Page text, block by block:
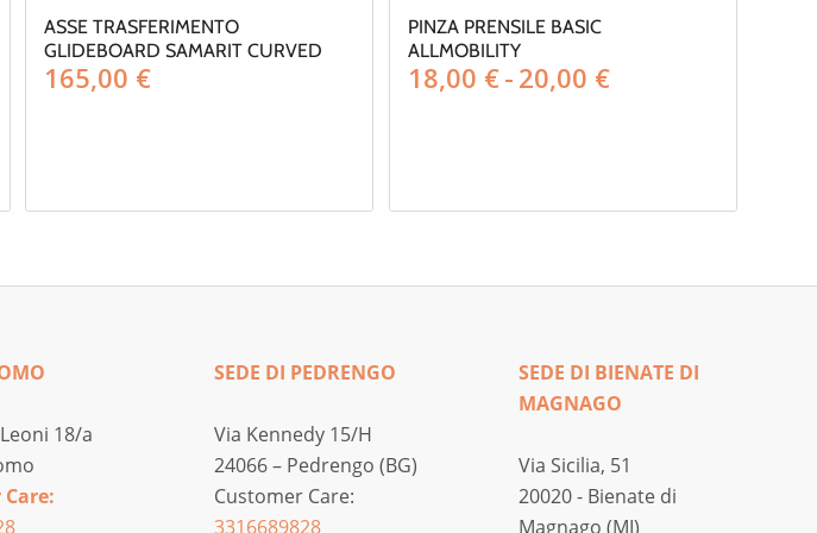
ASSE TRASFERIMENTO
GLIDEBOARD SAMARIT CURVED
165,00 €
PINZA PRENSILE BASIC
ALLMOBILITY
18,00 €- 20,00 €Fascia
a
18/a
SEDE DI PEDRENGO
Via Kennedy 15/H
24066 – Pedrengo (BG)
Customer Care:
3316689828
SEDE DI BIENATE DI
MAGNAGO
Via Sicilia, 51
20020 - Bienate di
Magnago (MI)